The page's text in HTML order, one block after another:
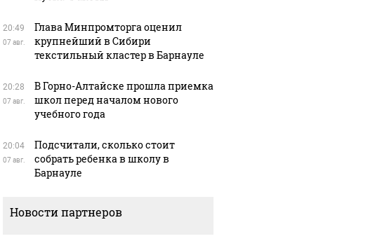
20:49
07 авг.
Глава Минпромторга оценил
крупнейший в Сибири
текстильный кластер в Барнауле
20:28
07 авг.
В Горно-Алтайске прошла приемка
школ перед началом нового
учебного года
20:04
07 авг.
Подсчитали, сколько стоит
собрать ребенка в школу в
Барнауле
Новости партнеров